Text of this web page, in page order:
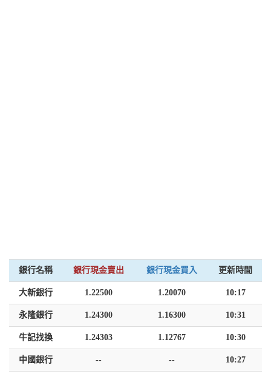
銀行名稱 銀行現金賣出 銀行現金買入 更新時間
大新銀行 1.22500 1.20070 10:17
永隆銀行 1.24300 1.16300 10:31
牛記找換 1.24303 1.12767 10:30
中國銀行 -- -- 10:27